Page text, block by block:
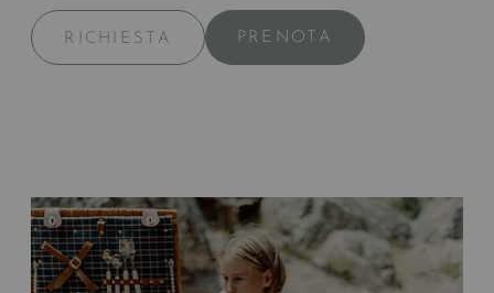
RICHIESTA PRENOTA